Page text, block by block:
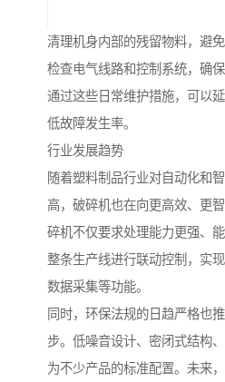
清理机身内部的残留物料，避
检查电气线路和控制系统，确保
通过这些日常维护措施，可以
低故障发生率。
行业发展趋势
随着塑料制品行业对自动化和
高，破碎机也在向更高效、更
碎机不仅要求处理能力更强、
整条生产线进行联动控制，实
数据采集等功能。
同时，环保法规的日趋严格也
步。低噪音设计、密闭式结构
为不少产品的标准配置。未来